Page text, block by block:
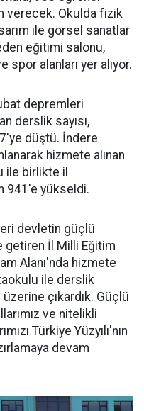
verecek. Okulda fizik
ile görsel sanatlar
eğitimi salonu,
spor alanları yer alıyor.
depremleri
derslik sayısı,
düştü. İndere
hizmete alınan
ile birlikte il
941'e yükseldi.
devletin güçlü
İl Milli Eğitim
Alanı'nda hizmete
ile derslik
çıkardık. Güçlü
ve nitelikli
Türkiye Yüzyılı'nın
devam